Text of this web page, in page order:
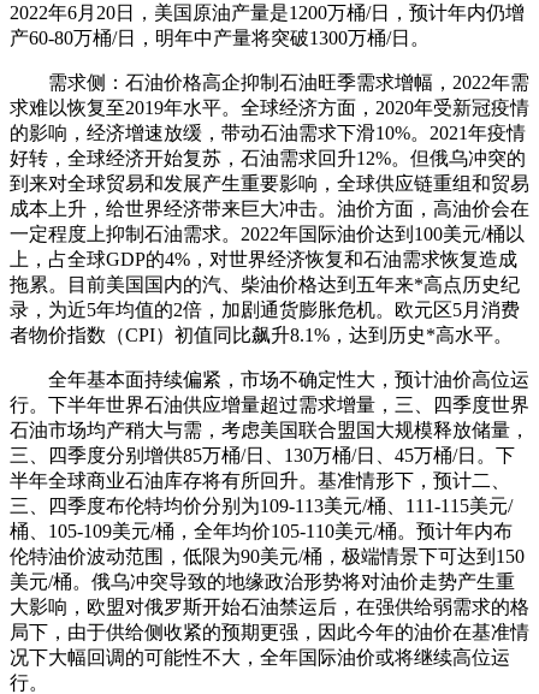
2022年6月20日，美国原油产量是1200万桶/日，预计年内仍增
产60-80万桶/日，明年中产量将突破1300万桶/日。
需求侧：石油价格高企抑制石油旺季需求增幅，2022年需
求难以恢复至2019年水平。全球经济方面，2020年受新冠疫情
的影响，经济增速放缓，带动石油需求下滑10%。2021年疫情
好转，全球经济开始复苏，石油需求回升12%。但俄乌冲突的
到来对全球贸易和发展产生重要影响，全球供应链重组和贸易
成本上升，给世界经济带来巨大冲击。油价方面，高油价会在
一定程度上抑制石油需求。2022年国际油价达到100美元/桶以
上，占全球GDP的4%，对世界经济恢复和石油需求恢复造成
拖累。目前美国国内的汽、柴油价格达到五年来*高点历史纪
录，为近5年均值的2倍，加剧通货膨胀危机。欧元区5月消费
者物价指数（CPI）初值同比飙升8.1%，达到历史*高水平。
全年基本面持续偏紧，市场不确定性大，预计油价高位运
行。下半年世界石油供应增量超过需求增量，三、四季度世界
石油市场均产稍大与需，考虑美国联合盟国大规模释放储量，
三、四季度分别增供85万桶/日、130万桶/日、45万桶/日。下
半年全球商业石油库存将有所回升。基准情形下，预计二、
三、四季度布伦特均价分别为109-113美元/桶、111-115美元/
桶、105-109美元/桶，全年均价105-110美元/桶。预计年内布
伦特油价波动范围，低限为90美元/桶，极端情景下可达到150
美元/桶。俄乌冲突导致的地缘政治形势将对油价走势产生重
大影响，欧盟对俄罗斯开始石油禁运后，在强供给弱需求的格
局下，由于供给侧收紧的预期更强，因此今年的油价在基准情
况下大幅回调的可能性不大，全年国际油价或将继续高位运
行。